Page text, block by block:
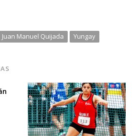
Juan Manuel Quijada Yungay